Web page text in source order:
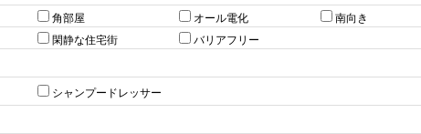
角部屋 オール電化
南向き
閑静な住宅街 バリアフリー
シャンプードレッサー